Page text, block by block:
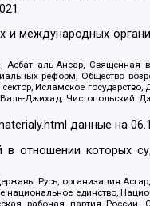
международных
аль-Ансар, Священная
реформ, Общество
Исламское
Джихад, Чистопольский
данные на
отношении которых
Русь, организация
единство,
рабочая партия